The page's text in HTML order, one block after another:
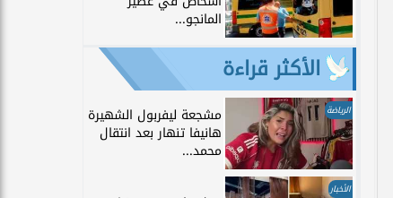
المانجو...
الأكثر قراءة
الرياضة مشجعة ليفربول الشهيرة
هانيفا تنهار بعد انتقال
محمد...
الأخبار